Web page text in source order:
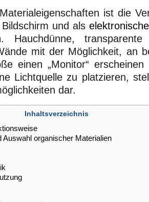
ist die
und als
Hauchdünne,
mit der Möglichkeit, an
einen „Monitor“
Lichtquelle zu platzieren,
dar.
Inhaltsverzeichnis
Auswahl organischer Materialien